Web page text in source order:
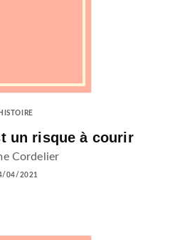
HISTOIRE
un risque à courir
Cordelier
04/2021